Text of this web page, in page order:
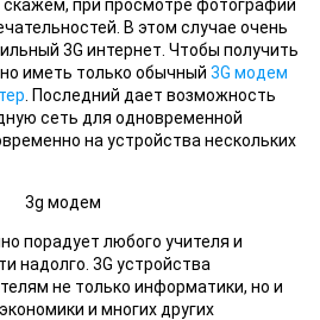
скажем, при просмотре фотографий
В этом случае очень
3G интернет. Чтобы получить
иметь только обычный 3G модем
. Последний дает возможность
сеть для одновременной
на устройства нескольких
порадует любого учителя и
надолго. 3G устройства
не только информатики, но и
и многих других